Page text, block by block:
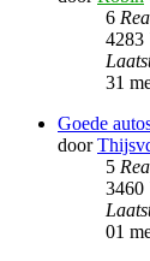
6
4283
31
Goede
door
5
3460
01